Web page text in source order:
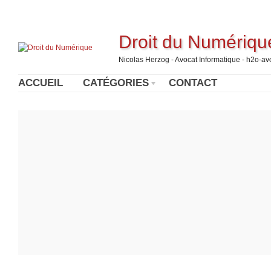
Droit du
Nicolas Herzog - Avocat Informatique - h2o-
ACCUEIL CATÉGORIES CONTACT